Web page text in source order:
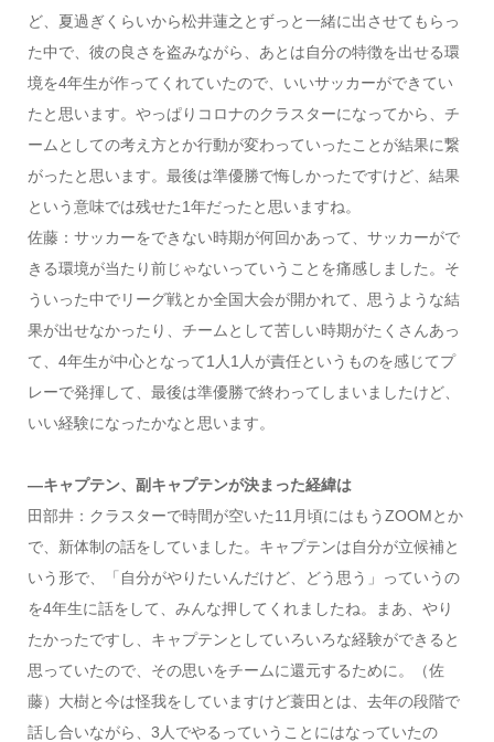
ど、夏過ぎくらいから松井蓮之とずっと一緒に出させてもらっ
た中で、彼の良さを盗みながら、あとは自分の特徴を出せる環
境を4年生が作ってくれていたので、いいサッカーができてい
たと思います。やっぱりコロナのクラスターになってから、チ
ームとしての考え方とか行動が変わっていったことが結果に繋
がったと思います。最後は準優勝で悔しかったですけど、結果
という意味では残せた1年だったと思いますね。
佐藤：サッカーをできない時期が何回かあって、サッカーがで
きる環境が当たり前じゃないっていうことを痛感しました。そ
ういった中でリーグ戦とか全国大会が開かれて、思うような結
果が出せなかったり、チームとして苦しい時期がたくさんあっ
て、4年生が中心となって1人1人が責任というものを感じてプ
レーで発揮して、最後は準優勝で終わってしまいましたけど、
いい経験になったかなと思います。
―キャプテン、副キャプテンが決まった経緯は
田部井：クラスターで時間が空いた11月頃にはもうZOOMとか
で、新体制の話をしていました。キャプテンは自分が立候補と
いう形で、「自分がやりたいんだけど、どう思う」っていうの
を4年生に話をして、みんな押してくれましたね。まあ、やり
たかったですし、キャプテンとしていろいろな経験ができると
思っていたので、その思いをチームに還元するために。（佐
藤）大樹と今は怪我をしていますけど蓑田とは、去年の段階で
話し合いながら、3人でやるっていうことにはなっていたの